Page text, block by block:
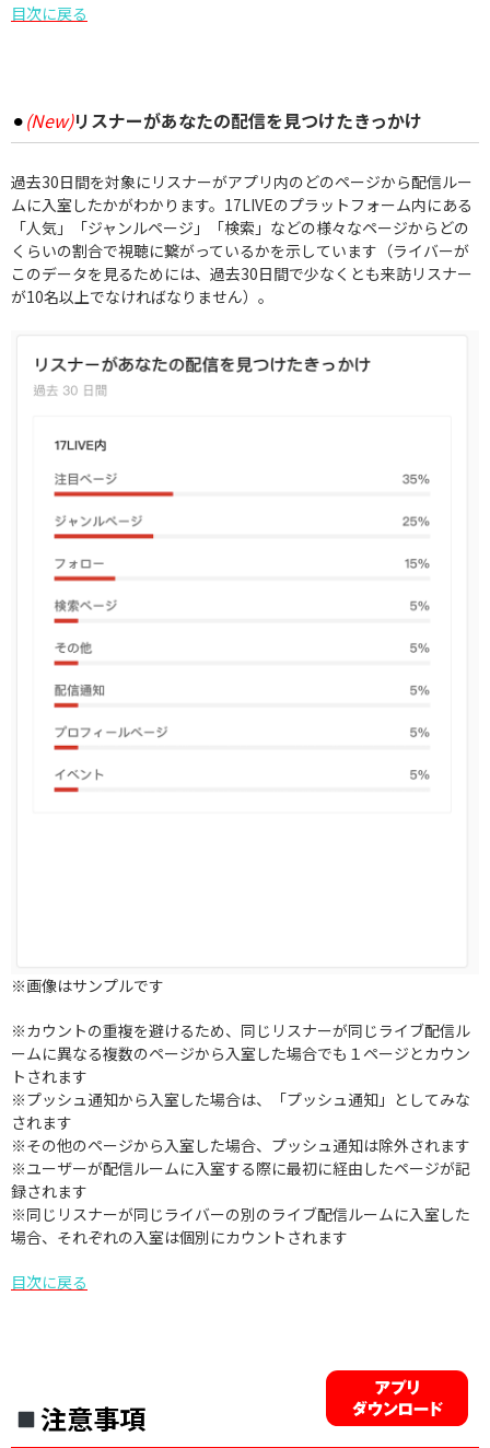
目次に戻る
⚫︎(New)リスナーがあなたの配信を見つけたきっかけ
過去30日間を対象にリスナーがアプリ内のどのページから配信ルー
ムに入室したかがわかります。17LIVEのプラットフォーム内にある
「人気」「ジャンルページ」「検索」などの様々なページからどの
くらいの割合で視聴に繋がっているかを示しています（ライバーが
このデータを見るためには、過去30日間で少なくとも来訪リスナー
が10名以上でなければなりません）。
※画像はサンプルです
※カウントの重複を避けるため、同じリスナーが同じライブ配信ル
ームに異なる複数のページから入室した場合でも１ページとカウン
トされます
※プッシュ通知から入室した場合は、「プッシュ通知」としてみな
されます
※その他のページから入室した場合、プッシュ通知は除外されます
※ユーザーが配信ルームに入室する際に最初に経由したページが記
録されます
※同じリスナーが同じライバーの別のライブ配信ルームに入室した
場合、それぞれの入室は個別にカウントされます
目次に戻る
注意事項